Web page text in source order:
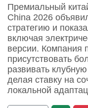
Премиальный
China 2026
стратегию и
включая
версии. Компания
присутствовать
развивать
делая ставку на
локальной